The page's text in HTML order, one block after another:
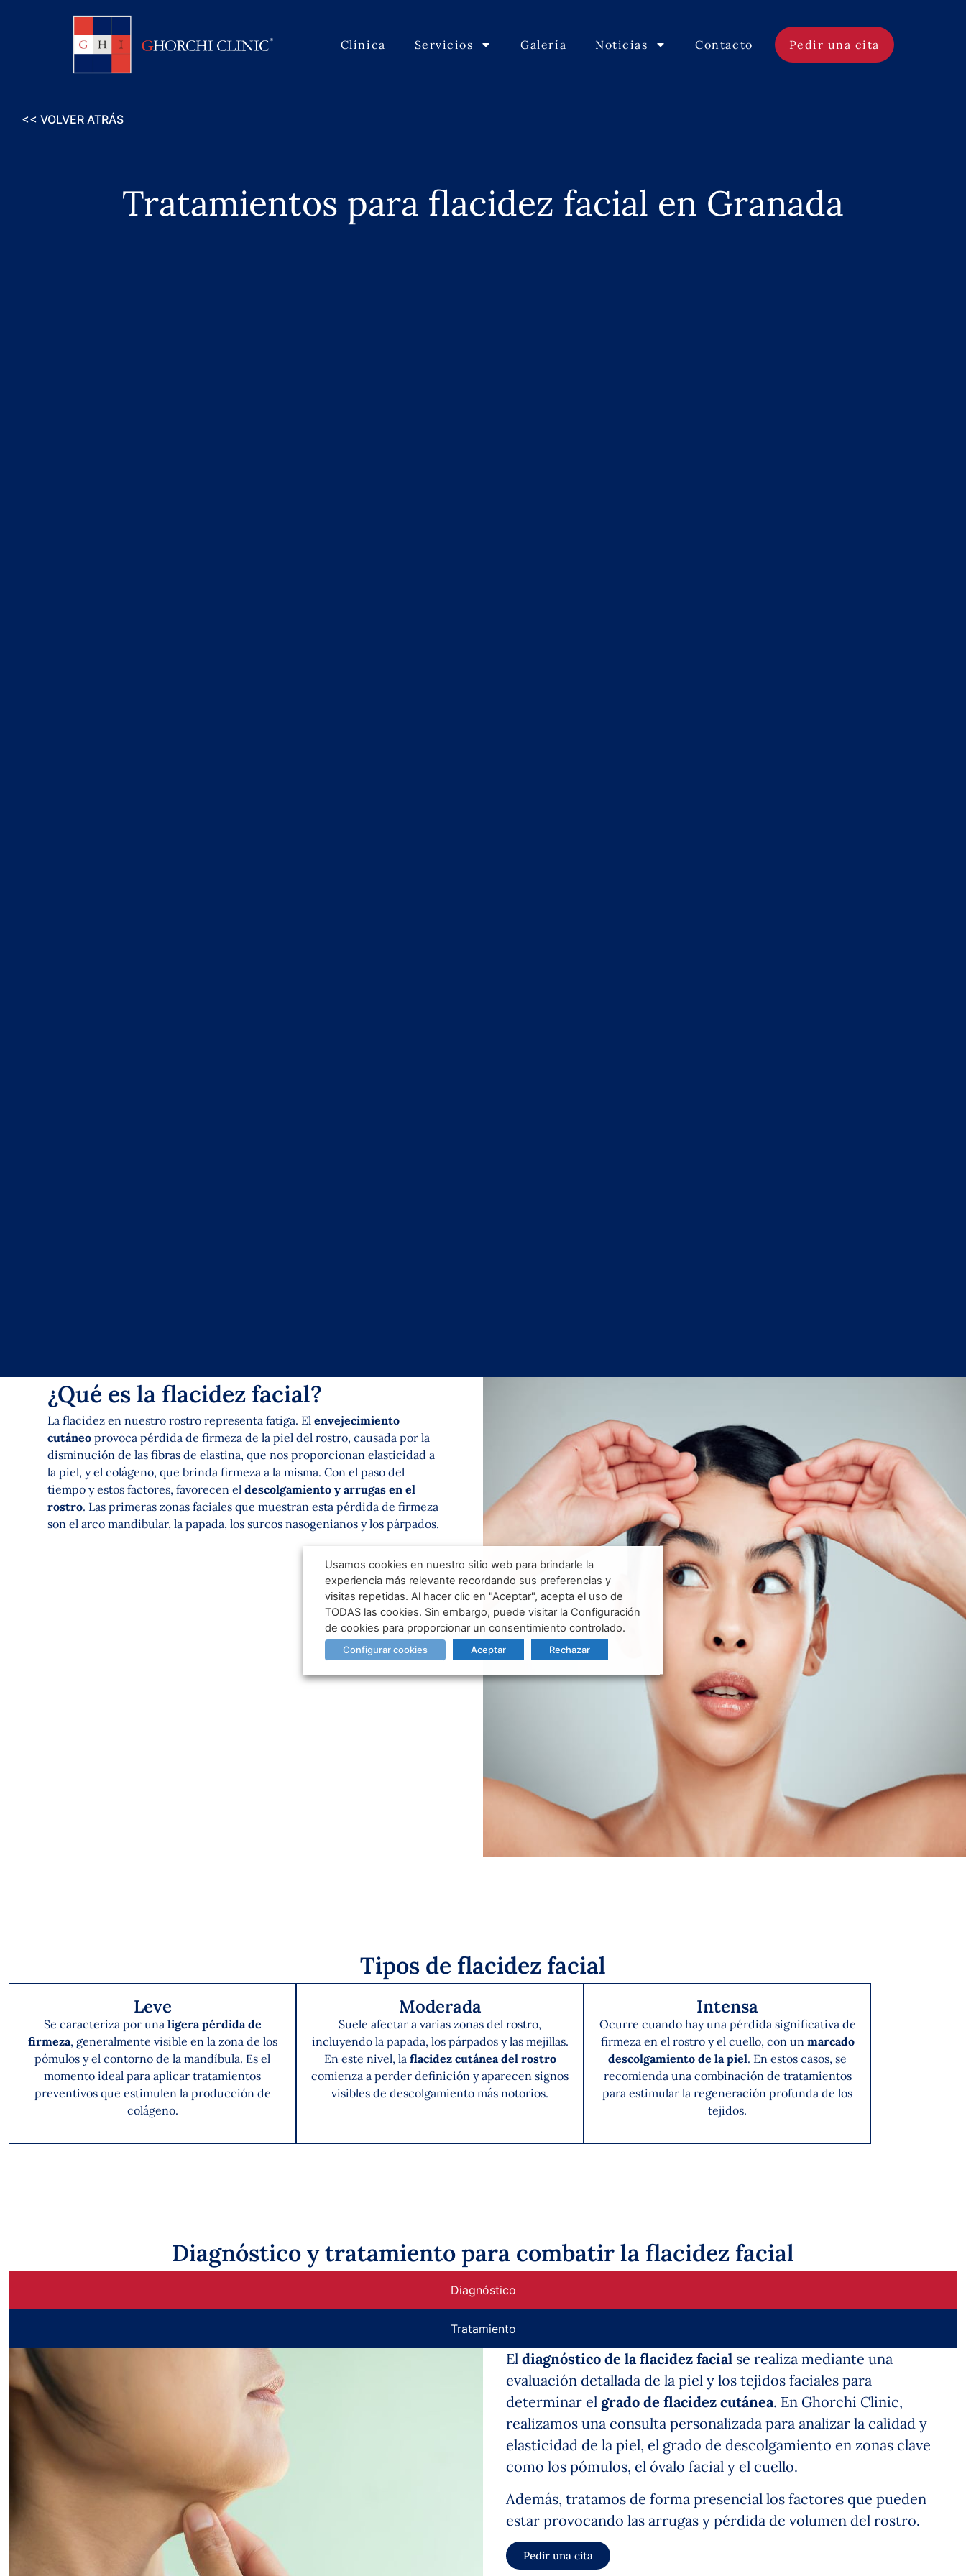
Clínica Servicios Galería Noticias Contacto Pedir una cita
Tratamientos para flacidez facial en Granada
<< VOLVER ATRÁS
¿Qué es la flacidez facial?
La flacidez en nuestro rostro representa fatiga. El envejecimiento
cutáneo provoca pérdida de firmeza de la piel del rostro, causada por la
disminución de las fibras de elastina, que nos proporcionan elasticidad a
la piel, y el colágeno, que brinda firmeza a la misma. Con el paso del
tiempo y estos factores, favorecen el descolgamiento y arrugas en el
rostro. Las primeras zonas faciales que muestran esta pérdida de firmeza
son el arco mandibular, la papada, los surcos nasogenianos y los párpados.
Tipos de flacidez facial
Leve
Se caracteriza por una ligera pérdida de
firmeza, generalmente visible en la zona de los
pómulos y el contorno de la mandíbula. Es el
momento ideal para aplicar tratamientos
preventivos que estimulen la producción de
colágeno.
Moderada
Suele afectar a varias zonas del rostro,
incluyendo la papada, los párpados y las mejillas.
En este nivel, la flacidez cutánea del rostro
comienza a perder definición y aparecen signos
visibles de descolgamiento más notorios.
Intensa
Ocurre cuando hay una pérdida significativa de
firmeza en el rostro y el cuello, con un marcado
descolgamiento de la piel. En estos casos, se
recomienda una combinación de tratamientos
para estimular la regeneración profunda de los
tejidos.
Diagnóstico y tratamiento para combatir la flacidez facial
Diagnóstico
Tratamiento
El diagnóstico de la flacidez facial se realiza mediante una
evaluación detallada de la piel y los tejidos faciales para
determinar el grado de flacidez cutánea. En Ghorchi Clinic,
realizamos una consulta personalizada para analizar la calidad y
elasticidad de la piel, el grado de descolgamiento en zonas clave
como los pómulos, el óvalo facial y el cuello.
Además, tratamos de forma presencial los factores que pueden
estar provocando las arrugas y pérdida de volumen del rostro.
Pedir una cita
Usamos cookies en nuestro sitio web para brindarle la
experiencia más relevante recordando sus preferencias y
visitas repetidas. Al hacer clic en "Aceptar", acepta el uso de
TODAS las cookies. Sin embargo, puede visitar la Configuración
de cookies para proporcionar un consentimiento controlado.
Configurar cookies Aceptar Rechazar